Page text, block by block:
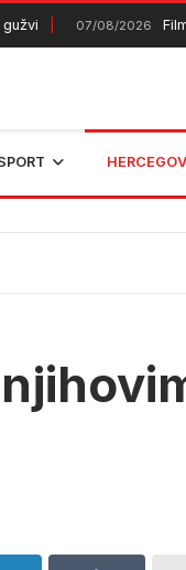
07/08/2026